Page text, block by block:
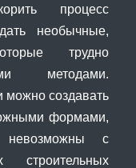
процесс
необычные,
трудно
методами.
создавать
формами,
с
строительных